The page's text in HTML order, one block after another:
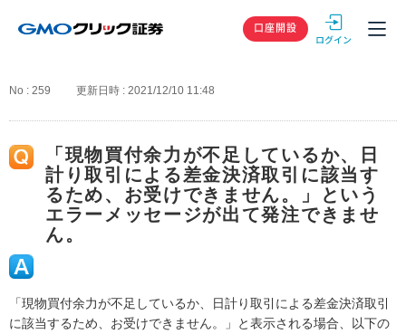
GMOクリック
口座開設
No : 259 更新日時 : 2021/12/10 11:48
「現物買付余力が不足しているか、日
計り取引による差金決済取引に該当す
るため、お受けできません。」という
エラーメッセージが出て発注できませ
ん。
「現物買付余力が不足しているか、日計り取引による差金決済取引
に該当するため、お受けできません。」と表示される場合、以下の